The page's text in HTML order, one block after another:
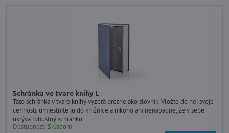
Schránka ve tvare knihy L
Táto schránka v tvare knihy vyzerá presne ako slovník. Vložte do nej svoje
cennosti, umiestnite ju do knižnice a nikoho ani nenapadne, že v sebe
ukrýva robustný schránku.
Dostupnosť:Skladom